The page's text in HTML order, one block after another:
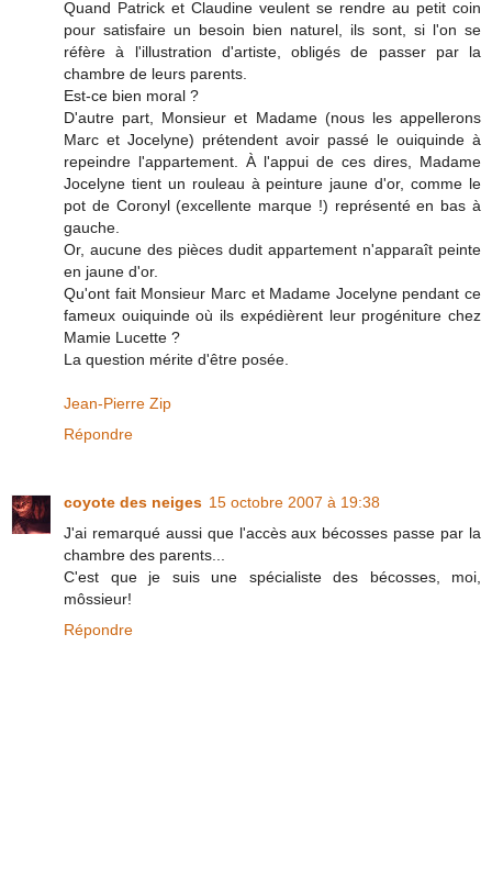
Quand Patrick et Claudine veulent se rendre au petit coin
pour satisfaire un besoin bien naturel, ils sont, si l'on se
réfère à l'illustration d'artiste, obligés de passer par la
chambre de leurs parents.
Est-ce bien moral ?
D'autre part, Monsieur et Madame (nous les appellerons
Marc et Jocelyne) prétendent avoir passé le ouiquinde à
repeindre l'appartement. À l'appui de ces dires, Madame
Jocelyne tient un rouleau à peinture jaune d'or, comme le
pot de Coronyl (excellente marque !) représenté en bas à
gauche.
Or, aucune des pièces dudit appartement n'apparaît peinte
en jaune d'or.
Qu'ont fait Monsieur Marc et Madame Jocelyne pendant ce
fameux ouiquinde où ils expédièrent leur progéniture chez
Mamie Lucette ?
La question mérite d'être posée.
Jean-Pierre Zip
Répondre
coyote des neiges 15 octobre 2007 à 19:38
J'ai remarqué aussi que l'accès aux bécosses passe par la
chambre des parents...
C'est que je suis une spécialiste des bécosses, moi,
môssieur!
Répondre